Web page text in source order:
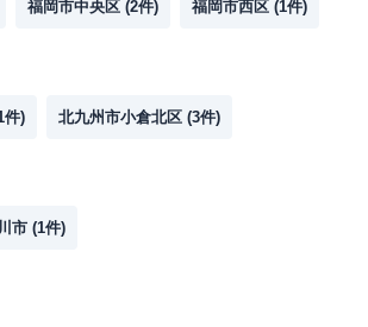
福岡市中央区 (2件) 福岡市西区 (1件)
件) 北九州市小倉北区 (3件)
市 (1件)